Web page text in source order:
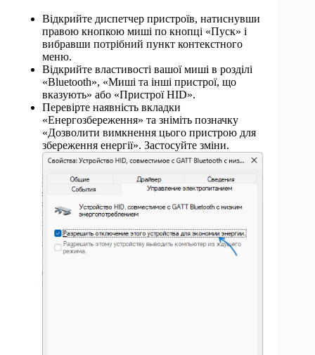
Відкрийте диспетчер пристроїв, натиснувши
правою кнопкою миші по кнопці «Пуск» і
вибравши потрібний пункт контекстного
меню.
Відкрийте властивості вашої миші в розділі
«Bluetooth», «Миші та інші пристрої, що
вказують» або «Пристрої HID».
Перевірте наявність вкладки
«Енергозбереження» та зніміть позначку
«Дозволити вимкнення цього пристрою для
збереження енергії». Застосуйте зміни.